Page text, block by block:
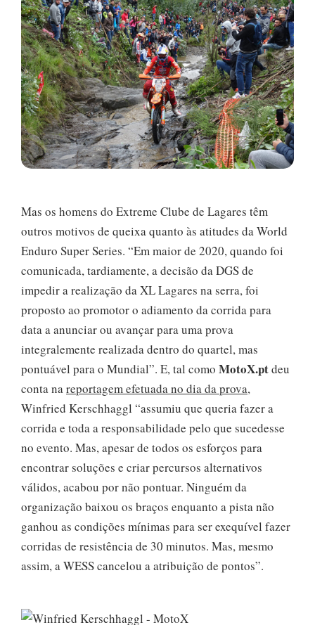
Mas os homens do Extreme Clube de Lagares têm
outros motivos de queixa quanto às atitudes da World
Enduro Super Series. “Em maior de 2020, quando foi
comunicada, tardiamente, a decisão da DGS de
impedir a realização da XL Lagares na serra, foi
proposto ao promotor o adiamento da corrida para
data a anunciar ou avançar para uma prova
integralemente realizada dentro do quartel, mas
pontuável para o Mundial”. E, tal como MotoX.ptdeu
conta na reportagem efetuada no dia da prova,
Winfried Kerschhaggl “assumiu que queria fazer a
corrida e toda a responsabilidade pelo que sucedesse
no evento. Mas, apesar de todos os esforços para
encontrar soluções e criar percursos alternativos
válidos, acabou por não pontuar. Ninguém da
organização baixou os braços enquanto a pista não
ganhou as condições mínimas para ser exequível fazer
corridas de resistência de 30 minutos. Mas, mesmo
assim, a WESS cancelou a atribuição de pontos”.